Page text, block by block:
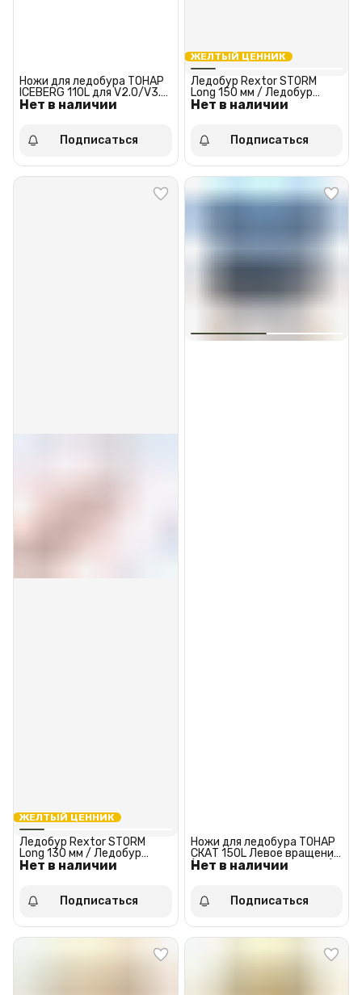
Нет в наличии
Ножи для ледобура ТОНАР
ICEBERG 110L для V2.0/V3.0
Мокрый лед Левое
Подписаться
ЖЕЛТЫЙ ЦЕННИК
Нет в наличии
Ледобур Rextor STORM
Long 150 мм / Ледобур
рекстор сторм лонг 150 мм
Подписаться
ЖЕЛТЫЙ ЦЕННИК
Нет в наличии
Ледобур Rextor STORM
Long 130 мм / Ледобур
рекстор сторм лонг 130 мм
Подписаться
Нет в наличии
Ножи для ледобура ТОНАР
СКАТ 150L Левое вращение
(против часовой стрелки)
Подписаться